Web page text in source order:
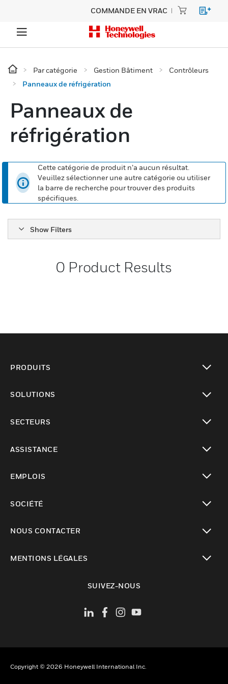
COMMANDE EN VRAC
Par catégorie Gestion Bâtiment
Contrôleurs
Panneaux de réfrigération
Panneaux de
réfrigération
Cette catégorie de produit n’a aucun résultat.
Veuillez sélectionner une autre catégorie ou utiliser
la barre de recherche pour trouver des produits
spécifiques.
Show Filters
0 Product Results
PRODUITS
SOLUTIONS
SECTEURS
ASSISTANCE
EMPLOIS
SOCIÉTÉ
NOUS CONTACTER
MENTIONS LÉGALES
SUIVEZ-NOUS
Copyright © 2026 Honeywell International Inc.